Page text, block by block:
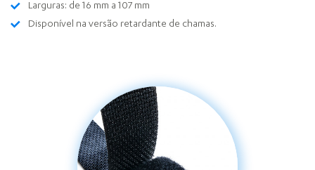
Larguras: de 16 mm a 107 mm
Disponível na versão retardante de chamas.